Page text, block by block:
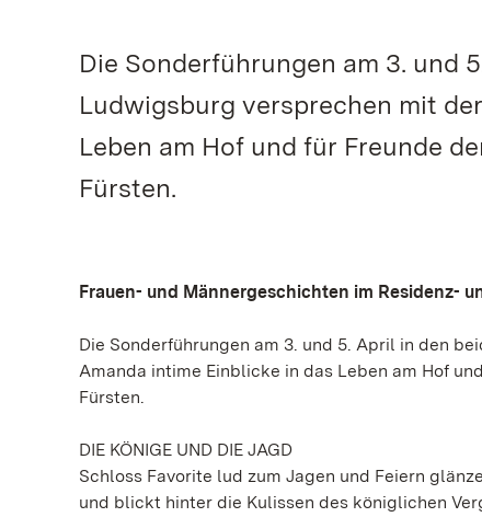
Die Sonderführungen am 3. und
Ludwigsburg versprechen mit
Leben am Hof und für Freunde
Fürsten.
Frauen- und Männergeschichten im Residenz-
Die Sonderführungen am 3. und 5. April in den
Amanda intime Einblicke in das Leben am Hof
Fürsten.
DIE KÖNIGE UND DIE JAGD
Schloss Favorite lud zum Jagen und Feiern
und blickt hinter die Kulissen des königlichen